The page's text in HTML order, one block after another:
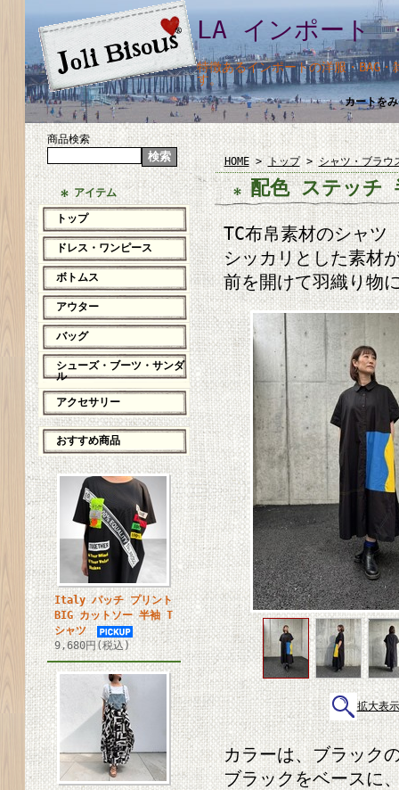
LA インポー
特徴あるインポートの洋服・BAG
す。
カートを
商品検索
アイテム
トップ
ドレス・ワンピース
ボトムス
アウター
バッグ
シューズ・ブーツ・サンダ
ル
アクセサリー
おすすめ商品
Italy パッチ プリント
BIG カットソー 半袖 T
シャツ
9,680円(税込)
HOME>トップ>シャツ・ブラウ
配色 ステッチ
TC布帛素材のシャ
シッカリとした素
前を開けて羽織り物
拡大表示
カラーは、ブラック
ブラックをベースに